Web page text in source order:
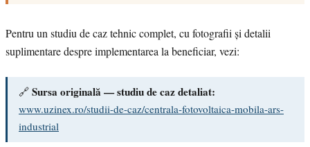
Pentru un studiu de caz tehnic complet, cu fotografii și detalii
suplimentare despre implementarea la beneficiar, vezi:
🔗 Sursa originală — studiu de caz detaliat:
www.uzinex.ro/studii-de-caz/centrala-fotovoltaica-mobila-ars-
industrial